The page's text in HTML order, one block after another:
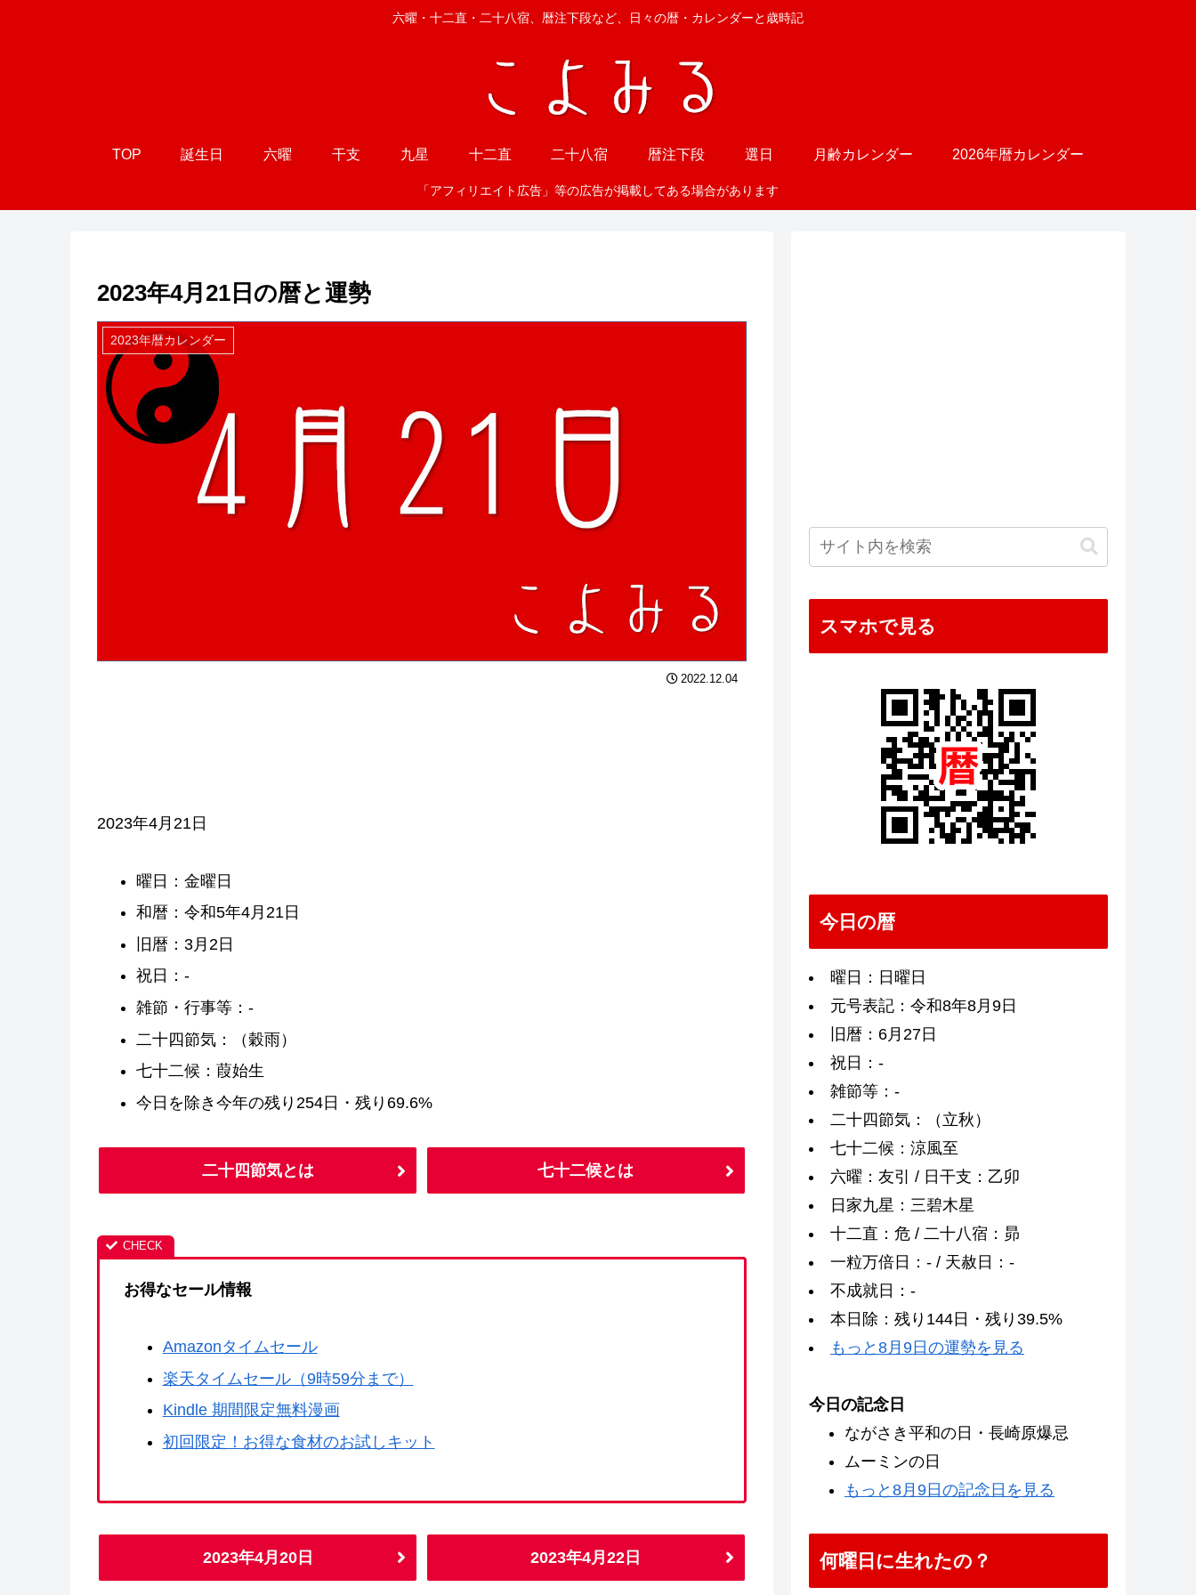
六曜・十二直・二十八宿、暦注下段など、日々の暦・カレンダーと歳時記
TOP 誕生日 六曜 干支 九星 十二直 二十八宿 暦注下段 選日 月齢カレンダー 2026年暦カレンダー
「アフィリエイト広告」等の広告が掲載してある場合があります
2023年4月21日の暦と運勢
2023年暦カレンダー
2022.12.04
2023年4月21日
曜日：金曜日
和暦：令和5年4月21日
旧暦：3月2日
祝日：-
雑節・行事等：-
二十四節気：（穀雨）
七十二候：葭始生
今日を除き今年の残り254日・残り69.6%
二十四節気とは 七十二候とは
お得なセール情報
Amazonタイムセール
楽天タイムセール（9時59分まで）
Kindle 期間限定無料漫画
初回限定！お得な食材のお試しキット
2023年4月20日 2023年4月22日
スマホで見る
今日の暦
曜日：日曜日
元号表記：令和8年8月9日
旧暦：6月27日
祝日：-
雑節等：-
二十四節気：（立秋）
七十二候：涼風至
六曜：友引 / 日干支：乙卯
日家九星：三碧木星
十二直：危 / 二十八宿：昴
一粒万倍日：- / 天赦日：-
不成就日：-
本日除：残り144日・残り39.5%
もっと8月9日の運勢を見る
今日の記念日
ながさき平和の日・長崎原爆忌
ムーミンの日
もっと8月9日の記念日を見る
何曜日に生れたの？